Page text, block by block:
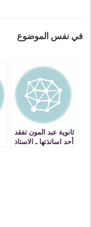
في نفس الموضوع
ثانوية عبد المون تفقد
أحد اساتذتها ـ الاستاذ